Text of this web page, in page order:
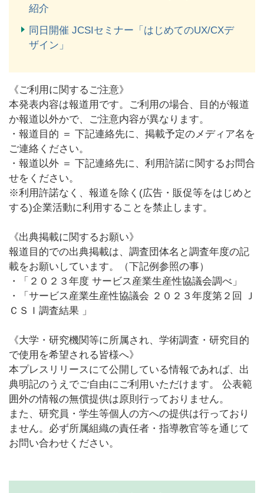
紹介
同日開催 JCSIセミナー「はじめてのUX/CXデ
ザイン」
《ご利用に関するご注意》
本発表内容は報道用です。ご利用の場合、目的が報道
か報道以外かで、ご注意内容が異なります。
・報道目的 ＝ 下記連絡先に、掲載予定のメディア名を
ご連絡ください。
・報道以外 ＝ 下記連絡先に、利用許諾に関するお問合
せをください。
※利用許諾なく、報道を除く(広告・販促等をはじめと
する)企業活動に利用することを禁止します。
《出典掲載に関するお願い》
報道目的での出典掲載は、調査団体名と調査年度の記
載をお願いしています。（下記例参照の事）
・「２０２３年度 サービス産業生産性協議会調べ」
・「サービス産業生産性協議会 ２０２３年度第２回 Ｊ
ＣＳＩ調査結果 」
《大学・研究機関等に所属され、学術調査・研究目的
で使用を希望される皆様へ》
本プレスリリースにて公開している情報であれば、出
典明記のうえでご自由にご利用いただけます。 公表範
囲外の情報の無償提供は原則行っておりません。
また、研究員・学生等個人の方への提供は行っており
ません。必ず所属組織の責任者・指導教官等を通じて
お問い合わせください。